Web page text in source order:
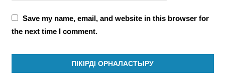
Save my name, email, and website in this browser for
the next time I comment.